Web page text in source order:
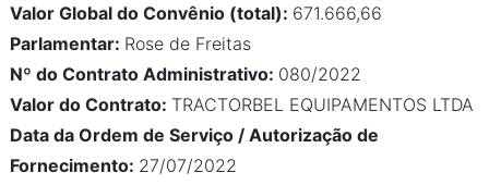
Valor Global do Convênio (total): 671.666,66
Parlamentar: Rose de Freitas
Nº do Contrato Administrativo: 080/2022
Valor do Contrato: TRACTORBEL EQUIPAMENTOS LTDA
Data da Ordem de Serviço / Autorização de
Fornecimento: 27/07/2022